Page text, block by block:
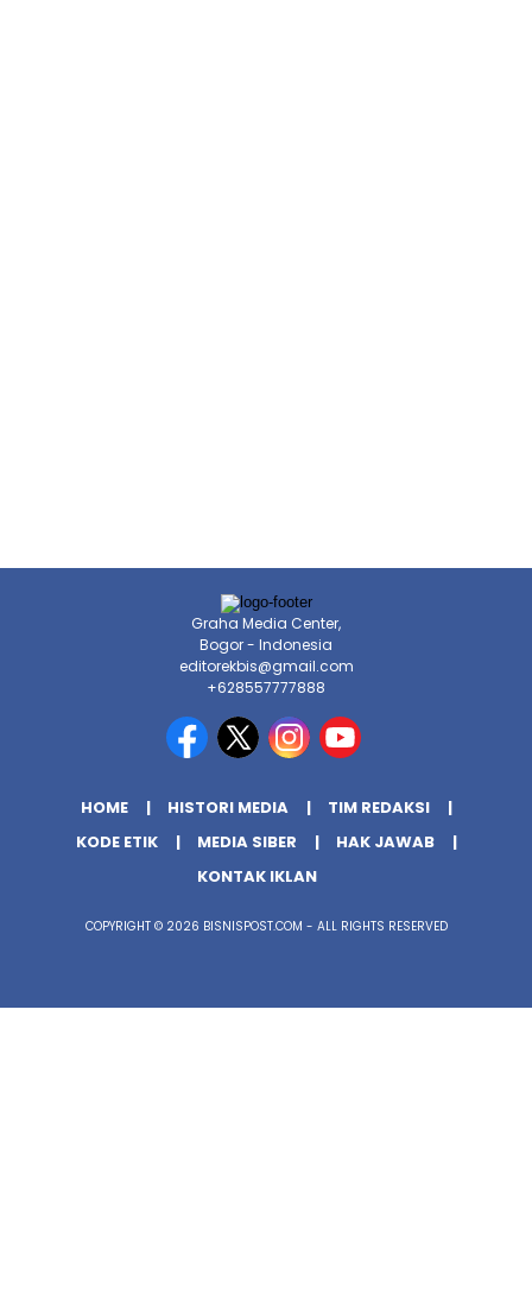
Graha Media Center,
Bogor - Indonesia
editorekbis@gmail.com
+628557777888
HOME HISTORI MEDIA
TIM REDAKSI
KODE ETIK
MEDIA SIBER
HAK JAWAB
KONTAK IKLAN
COPYRIGHT © 2026 BISNISPOST.COM - ALL RIGHTS RESERVED